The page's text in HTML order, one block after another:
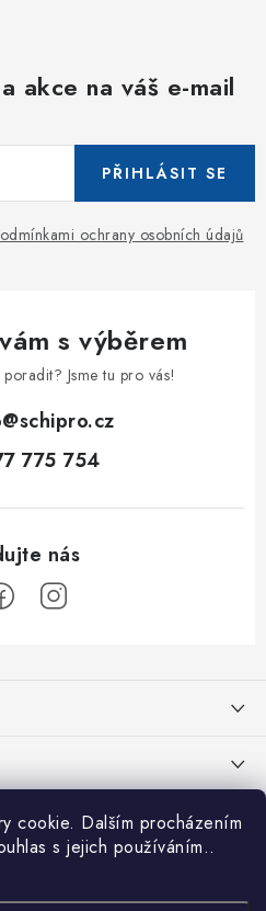
cookie. Dalším procházením
s jejich používáním..
akce na váš e-mail
ochrany osobních údajů
PŘIHLÁSIT SE
s výběrem
Jsme tu pro vás!
@schipro.cz
775 754